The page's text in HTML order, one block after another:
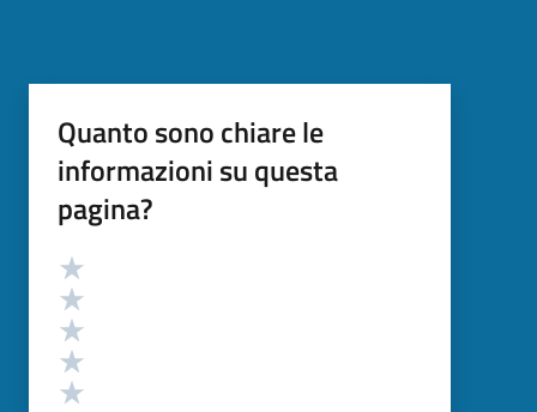
Quanto sono chiare le
informazioni su questa
pagina?
Valutazione